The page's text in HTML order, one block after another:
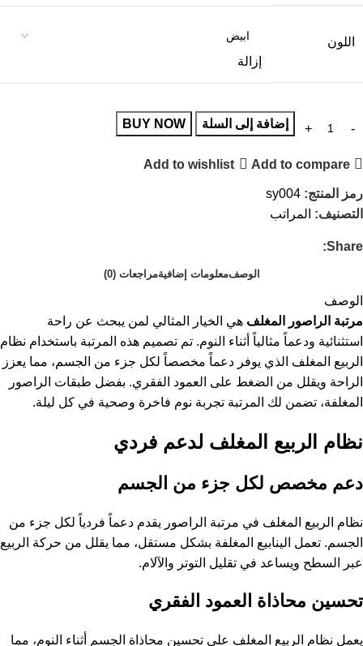
اللون
إزالة
إضافة إلى السلة BUY NOW
Add to compare
Add to wishlist
رمز المنتج: sy004
التصنيف: المراتب
Share:
الوصفمعلومات إضافيةمراجعات (0)
الوصف
مرتبة الراصور المغلف هي الخيار المثالي لمن يبحث عن راحة
استثنائية ودعماً مثالياً أثناء النوم. تم تصميم هذه المرتبة باستخدام نظام
الربيع المغلف الذي يوفر دعماً مخصصاً لكل جزء من الجسم، مما يعزز
الراحة ويقلل من الضغط على العمود الفقري. بفضل طبقات الراصور
المغلفة، تضمن لك المرتبة تجربة نوم فاخرة وصحية في كل ليلة.
نظام الربيع المغلف لدعم فردي
دعم مخصص لكل جزء من الجسم
نظام الربيع المغلف في مرتبة الراصور يقدم دعماً فردياً لكل جزء من
الجسم. تعمل الينابيع المغلفة بشكل مستقل، مما يقلل من حركة الربيع
عبر السطح ويساعد في تقليل التوتر والآلام.
تحسين محاذاة العمود الفقري
يعمل نظام الربيع المغلف على تحسين محاذاة الجسم أثناء النوم، مما